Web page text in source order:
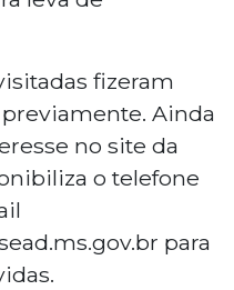
fizeram
Ainda
no site da
o telefone
para